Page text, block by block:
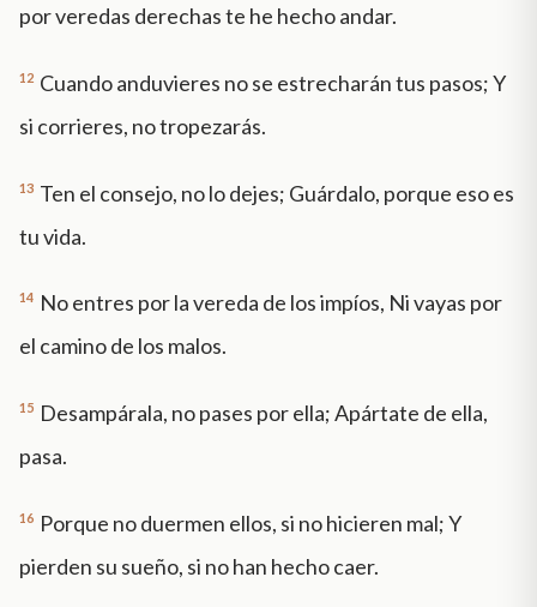
por veredas derechas te he hecho andar.
12 Cuando anduvieres no se estrecharán tus pasos; Y
si corrieres, no tropezarás.
13 Ten el consejo, no lo dejes; Guárdalo, porque eso es
tu vida.
14 No entres por la vereda de los impíos, Ni vayas por
el camino de los malos.
15 Desampárala, no pases por ella; Apártate de ella,
pasa.
16 Porque no duermen ellos, si no hicieren mal; Y
pierden su sueño, si no han hecho caer.